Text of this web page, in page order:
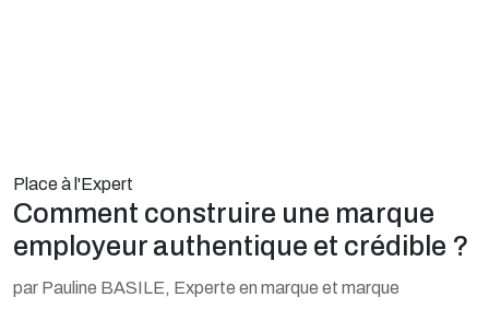
Place à l'Expert
Comment construire une marque
employeur authentique et crédible ?
par Pauline BASILE, Experte en marque et marque